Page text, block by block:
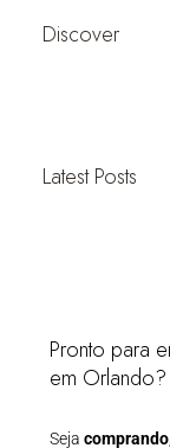
Discover
Latest Posts
Pronto para
em Orlando?
Seja